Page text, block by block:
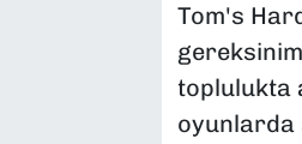
Tom's
toplulukta
oyunlarda